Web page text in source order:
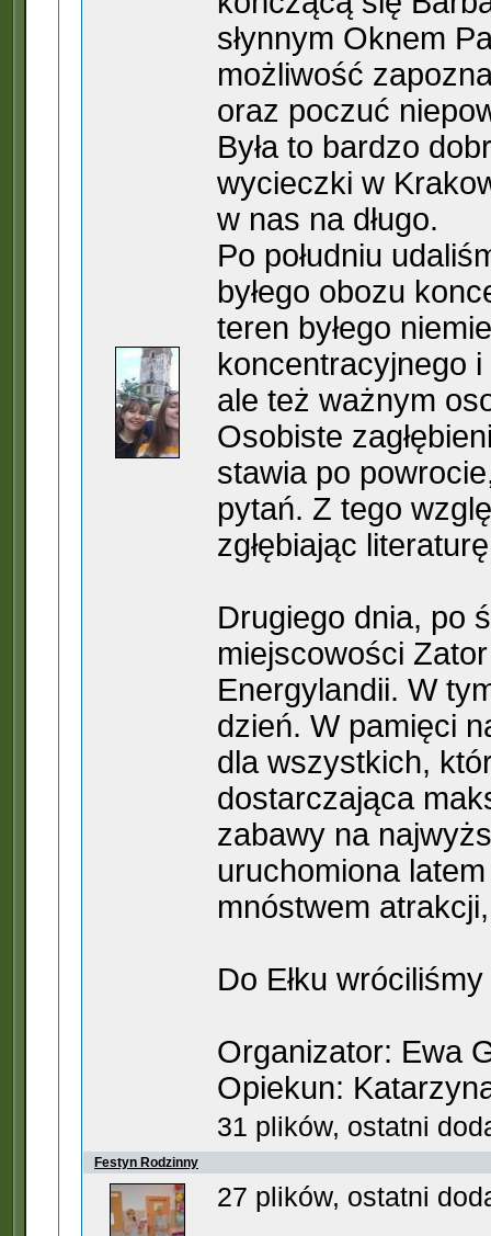
słynnym Oknem
możliwość
oraz poczuć
Była to bardzo
wycieczki w
w nas na długo.
Po południu
byłego obozu
teren byłego
koncentracyjnego i
ale też ważnym
Osobiste
stawia po
pytań. Z tego
zgłębiając
Drugiego dnia, po
miejscowości
Energylandii. W
dzień. W pamięci
dla wszystkich,
dostarczająca
zabawy na
uruchomiona
mnóstwem
Do Ełku
Organizator: Ewa
Opiekun:
31 plików, ostatni
Festyn Rodzinny
27 plików, ostatni